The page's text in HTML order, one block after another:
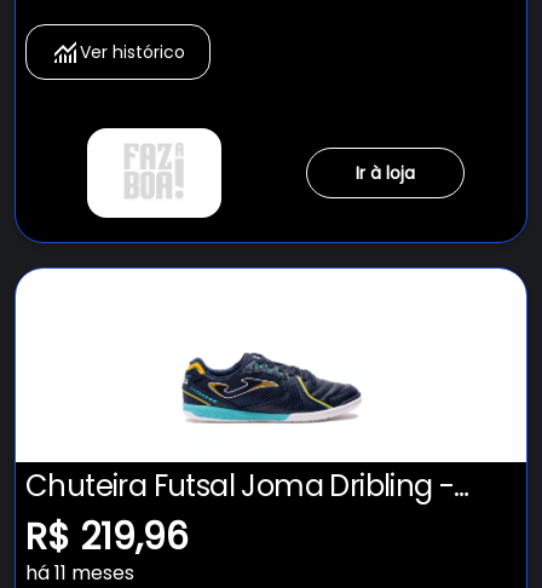
Ver histórico
Ir à loja
Chuteira Futsal Joma Dribling -
Adulto
R$ 219,96
há 11 meses